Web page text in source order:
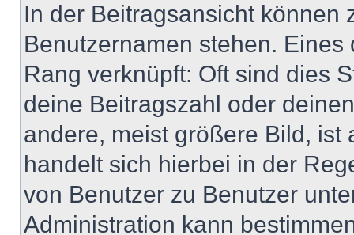
In der Beitragsansicht können
Benutzernamen stehen.
Rang verknüpft: Oft sind dies
deine Beitragszahl oder
andere, meist größere Bild, ist
handelt sich hierbei in der
von Benutzer zu Benutzer
Administration kann